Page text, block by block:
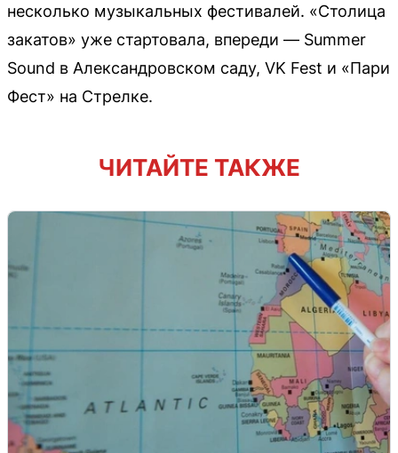
несколько музыкальных фестивалей. «Столица
закатов» уже стартовала, впереди — Summer
Sound в Александровском саду, VK Fest и «Пари
Фест» на Стрелке.
ЧИТАЙТЕ ТАКЖЕ